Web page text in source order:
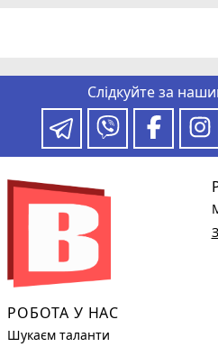
Слідкуйте за
РОБОТА У НАС
Шукаєм таланти